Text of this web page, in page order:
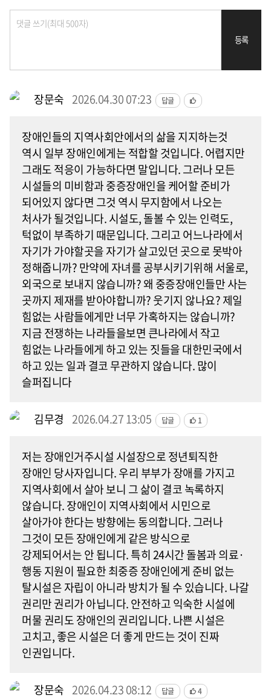
등록
장문숙 2026.04.30 07:23 답글
장애인들의 지역사회안에서의 삶을 지지하는것
역시 일부 장애인에게는 적합할 것입니다. 어렵지만
그래도 적응이 가능하다면 말입니다. 그러나 모든
시설들의 미비함과 중증장애인을 케어할 준비가
되어있지 않다면 그것 역시 무지함에서 나오는
처사가 될것입니다. 시설도, 돌볼 수 있는 인력도,
턱없이 부족하기 때문입니다. 그리고 어느나라에서
자기가 가야할곳을 자기가 살고있던 곳으로 못박아
정해줍니까? 만약에 자녀를 공부시키기위해 서울로,
외국으로 보내지 않습니까? 왜 중증장애인들만 사는
곳까지 제재를 받아야합니까? 웃기지 않나요? 제일
힘없는 사람들에게만 너무 가혹하지는 않습니까?
지금 전쟁하는 나라들을보면 큰나라에서 작고
힘없는 나라들에게 하고 있는 짓들을 대한민국에서
하고 있는 일과 결코 무관하지 않습니다. 많이
슬퍼집니다
김무경 2026.04.27 13:05 답글 1
저는 장애인거주시설 시설장으로 정년퇴직한
장애인 당사자입니다. 우리 부부가 장애를 가지고
지역사회에서 살아 보니 그 삶이 결코 녹록하지
않습니다. 장애인이 지역사회에서 시민으로
살아가야 한다는 방향에는 동의합니다. 그러나
그것이 모든 장애인에게 같은 방식으로
강제되어서는 안 됩니다. 특히 24시간 돌봄과 의료·
행동 지원이 필요한 최중증 장애인에게 준비 없는
탈시설은 자립이 아니라 방치가 될 수 있습니다. 나갈
권리만 권리가 아닙니다. 안전하고 익숙한 시설에
머물 권리도 장애인의 권리입니다. 나쁜 시설은
고치고, 좋은 시설은 더 좋게 만드는 것이 진짜
인권입니다.
장문숙 2026.04.23 08:12 답글 4